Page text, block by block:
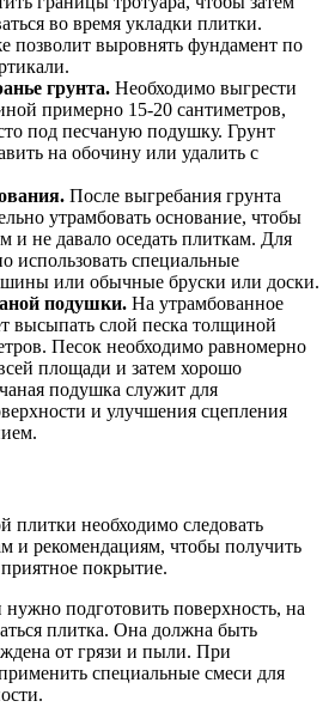
во время укладки плитки.
позволит выровнять фундамент по
грунта. Необходимо выгрести
примерно 15-20 сантиметров,
под песчаную подушку. Грунт
на обочину или удалить с
После выгребания грунта
утрамбовать основание, чтобы
и не давало оседать плиткам. Для
использовать специальные
или обычные бруски или доски.
подушки. На утрамбованное
высыпать слой песка толщиной
Песок необходимо равномерно
площади и затем хорошо
подушка служит для
и улучшения сцепления
плитки необходимо следовать
и рекомендациям, чтобы получить
покрытие.
подготовить поверхность, на
плитка. Она должна быть
от грязи и пыли. При
специальные смеси для